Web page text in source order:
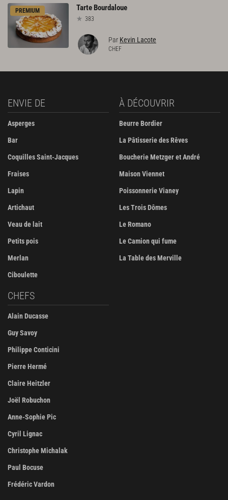
PREMIUM Tarte Bourdaloue
383
Par Kevin Lacote
CHEF
ENVIE DE
Asperges
Bar
Coquilles Saint-Jacques
Fraises
Lapin
Artichaut
Veau de lait
Petits pois
Merlan
Ciboulette
À DÉCOUVRIR
Beurre Bordier
La Pâtisserie des Rêves
Boucherie Metzger et André
Maison Viennet
Poissonnerie Vianey
Les Trois Dômes
Le Romano
Le Camion qui fume
La Table des Merville
CHEFS
Alain Ducasse
Guy Savoy
Philippe Conticini
Pierre Hermé
Claire Heitzler
Joël Robuchon
Anne-Sophie Pic
Cyril Lignac
Christophe Michalak
Paul Bocuse
Frédéric Vardon